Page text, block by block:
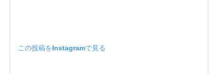
この投稿をInstagramで見る